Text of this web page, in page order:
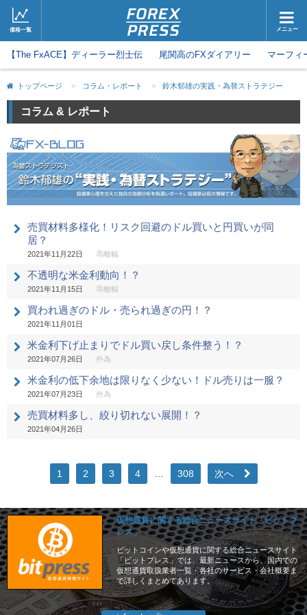
価格一覧 メニュー
ホーム ニュース
取引会社 マーケット
コラム・レポート
動画
【The FxACE】ディーラー烈士伝 尾関高のFXダイアリー マーフィ
トップページ > コラム・レポート > 鈴木郁雄の実践・為替ストラテジー
コラム & レポート
売買材料多様化！リスク回避のドル買いと円買いが同
居？
2021年11月22日 乖離幅
不透明な米金利動向！？
2021年11月15日 乖離幅
買われ過ぎのドル・売られ過ぎの円！？
2021年11月01日
米金利下げ止まりでドル買い戻し条件整う！？
2021年07月26日 外為
米金利の低下余地は限りなく少ない！ドル売りは一服？
2021年07月23日 外為
売買材料多し、絞り切れない展開！？
2021年04月26日
1 2 3 4 308 次へ
仮想通貨に関する総合ニュースサイト「ビットプ
レス」
ビットコインや仮想通貨に関する総合ニュースサイト
「ビットプレス」では、最新ニュースから、国内での
仮想通貨取扱業者一覧・各社のサービス・会社概要ま
で詳しくまとめてあります。